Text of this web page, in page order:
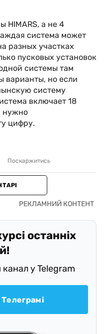
HIMARS, а не 4
система может
разных участках
пусковых установок
системы там
варианты, но если
систему
включает 18
нужно
цифру.
Поскаржитись
останніх
у Telegram